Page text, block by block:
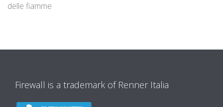
delle fiamme
Firewall is a trademark of Renner Italia